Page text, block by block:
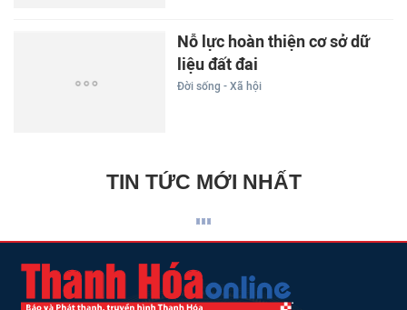
Nỗ lực hoàn thiện cơ sở dữ
liệu đất đai
Đời sống - Xã hội
TIN TỨC MỚI NHẤT